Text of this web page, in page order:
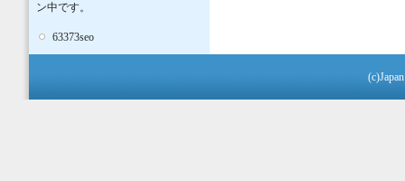
ン中です。
63373seo